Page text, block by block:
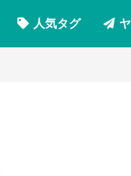
人気タグ